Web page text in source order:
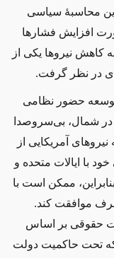
محاسبه‌ٔ سیاسی
افزایش فشارها
کاهش نیروها یکی از
در نظر گرفت.
توسعه حضور نظامی
در شمال، بی‌سروصدا
آمریکایی از
با ایالات متحده و
ممکن است با
موافقت کند.
حقوقی بر اساس
تحت حاکمیت دولت